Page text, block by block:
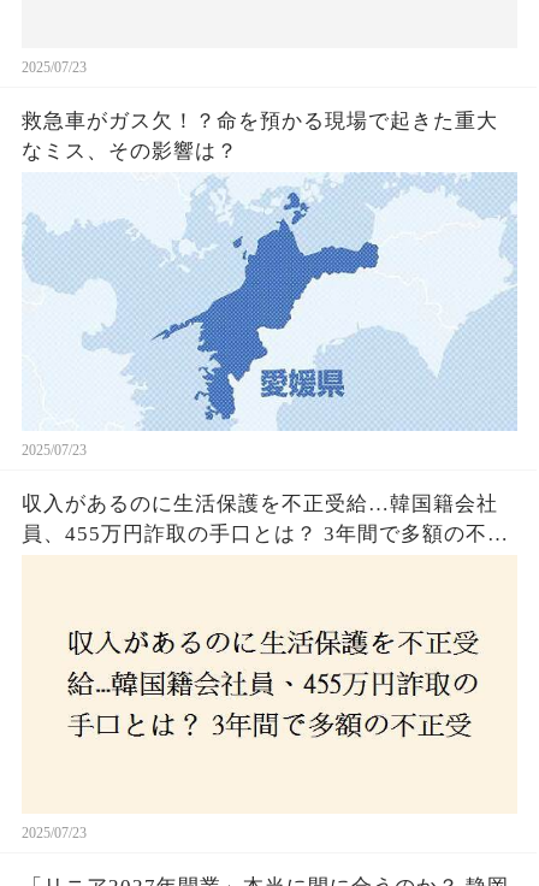
2025/07/23
救急車がガス欠！？命を預かる現場で起きた重大
なミス、その影響は？
2025/07/23
収入があるのに生活保護を不正受給…韓国籍会社
員、455万円詐取の手口とは？ 3年間で多額の不正
2025/07/23